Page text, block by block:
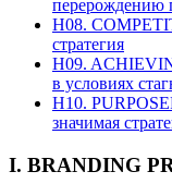
перерождению
H08.
стратегия
H09.
в условиях
H10.
значимая
I. BRANDING